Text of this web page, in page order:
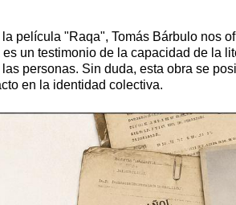
película "Raqa", Tomás Bárbulo nos
un testimonio de la capacidad de la
personas. Sin duda, esta obra se
en la identidad colectiva.